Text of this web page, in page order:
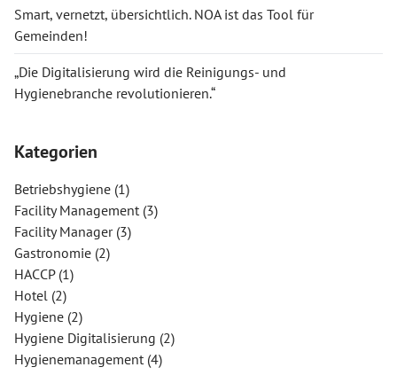
Smart, vernetzt, übersichtlich. NOA ist das Tool für
Gemeinden!
„Die Digitalisierung wird die Reinigungs- und
Hygienebranche revolutionieren.“
Kategorien
Betriebshygiene (1)
Facility Management (3)
Facility Manager(3)
Gastronomie (2)
HACCP(1)
Hotel (2)
Hygiene (2)
Hygiene Digitalisierung (2)
Hygienemanagement (4)